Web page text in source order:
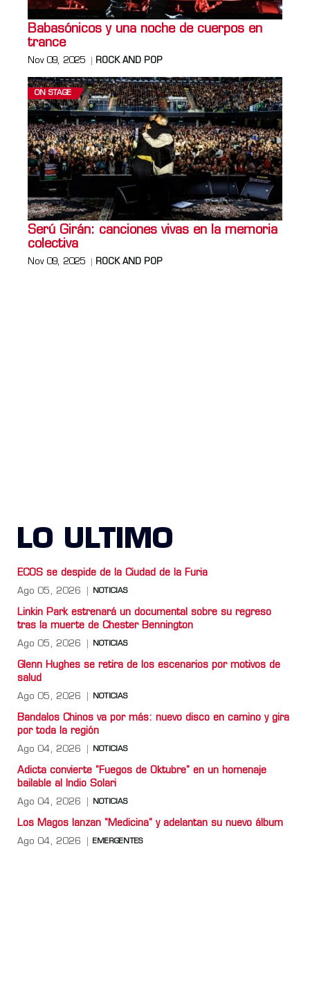
Babasónicos y una noche de cuerpos en
trance
Nov 09, 2025 ROCK AND POP
ON STAGE
Serú Girán: canciones vivas en la memoria
colectiva
Nov 09, 2025 ROCK AND POP
LO ULTIMO
ECOS se despide de la Ciudad de la Furia
Ago 05, 2026 NOTICIAS
Linkin Park estrenará un documental sobre su regreso
tras la muerte de Chester Bennington
Ago 05, 2026 NOTICIAS
Glenn Hughes se retira de los escenarios por motivos de
salud
Ago 05, 2026 NOTICIAS
Bandalos Chinos va por más: nuevo disco en camino y gira
por toda la región
Ago 04, 2026 NOTICIAS
Adicta convierte "Fuegos de Oktubre" en un homenaje
bailable al Indio Solari
Ago 04, 2026 NOTICIAS
Los Magos lanzan "Medicina" y adelantan su nuevo álbum
Ago 04, 2026 EMERGENTES